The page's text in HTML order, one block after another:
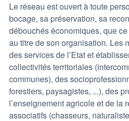
Le réseau est ouvert à toute
bocage, sa préservation, sa
débouchés économiques, que
au titre de son organisation. Les
des services de l’Etat et
collectivités territoriales
communes), des
forestiers, paysagistes, ...), des
l’enseignement agricole et de la
associatifs (chasseurs,